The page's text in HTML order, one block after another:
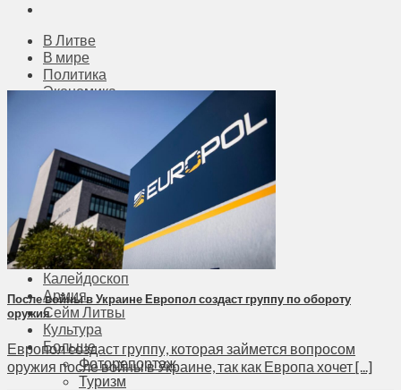
В Литве
В мире
Политика
Экономика
Вильнюс
Клайпеда
Висагинас
Регионы
Соседи
Транспорт
Выбор читателей
Калейдоскоп
Армия
Сейм Литвы
Культура
Больше
Фоторепортаж
Туризм
После войны в Украине Европол создаст группу по обороту
оружия
Европол создаст группу, которая займется вопросом
оружия после войны в Украине, так как Европа хочет [...]